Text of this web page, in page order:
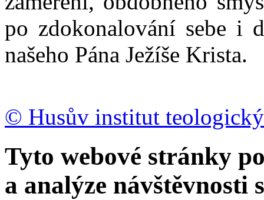
po zdokonalování sebe i
našeho Pána Ježíše Krista.
© Husův institut
Tyto webové stránky
a analýze návštěvnosti